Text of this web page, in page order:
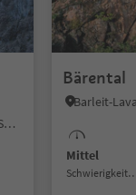
Mendelpass, Kaltern an der Weinstraße, Südtiroler Weinstraße
Bärental
Mittel
Schwierigkeitsgrad